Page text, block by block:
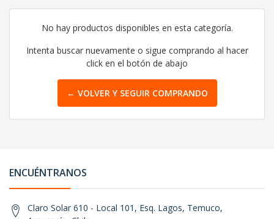
No hay productos disponibles en esta categoría.
Intenta buscar nuevamente o sigue comprando al hacer
click en el botón de abajo
← VOLVER Y SEGUIR COMPRANDO
ENCUÉNTRANOS
Claro Solar 610 - Local 101, Esq. Lagos, Temuco,